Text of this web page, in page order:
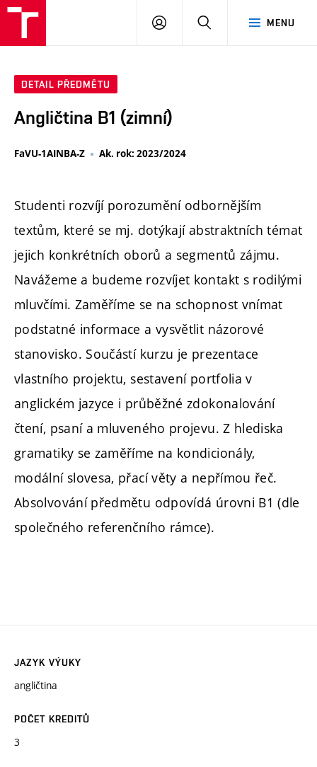
MENU
PŘIHLÁSIT
DETAIL PŘEDMĚTU
Angličtina B1 (zimní)
FaVU-1AINBA-Z Ak. rok: 2023/2024
Studenti rozvíjí porozumění odbornějším
textům, které se mj. dotýkají abstraktních témat
jejich konkrétních oborů a segmentů zájmu.
Navážeme a budeme rozvíjet kontakt s rodilými
mluvčími. Zaměříme se na schopnost vnímat
podstatné informace a vysvětlit názorové
stanovisko. Součástí kurzu je prezentace
vlastního projektu, sestavení portfolia v
anglickém jazyce i průběžné zdokonalování
čtení, psaní a mluveného projevu. Z hlediska
gramatiky se zaměříme na kondicionály,
modální slovesa, přací věty a nepřímou řeč.
Absolvování předmětu odpovídá úrovni B1 (dle
společného referenčního rámce).
JAZYK VÝUKY
angličtina
POČET KREDITŮ
3